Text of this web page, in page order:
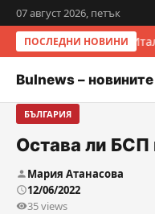
07 август 2026, петък
ПОСЛЕДНИ НОВИНИ
Bulnews –
БЪЛГАРИЯ
Остава ли БСП
Мария Атанасова
12/06/2022
35 views